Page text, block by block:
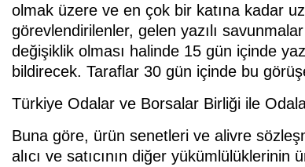
olmak üzere ve en çok bir katına kadar
görevlendirilenler, gelen yazılı
değişiklik olması halinde 15 gün içinde
bildirecek. Taraflar 30 gün içinde bu
Türkiye Odalar ve Borsalar Birliği ile
Buna göre, ürün senetleri ve alivre
alıcı ve satıcının diğer yükümlülüklerinin